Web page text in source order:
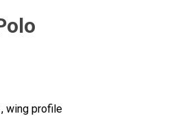
wing profile